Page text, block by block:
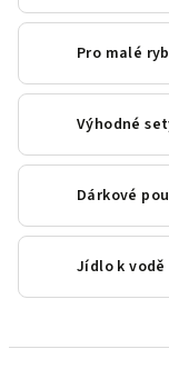
Pro malé
Výhodné
Dárkové
Jídlo k vodě